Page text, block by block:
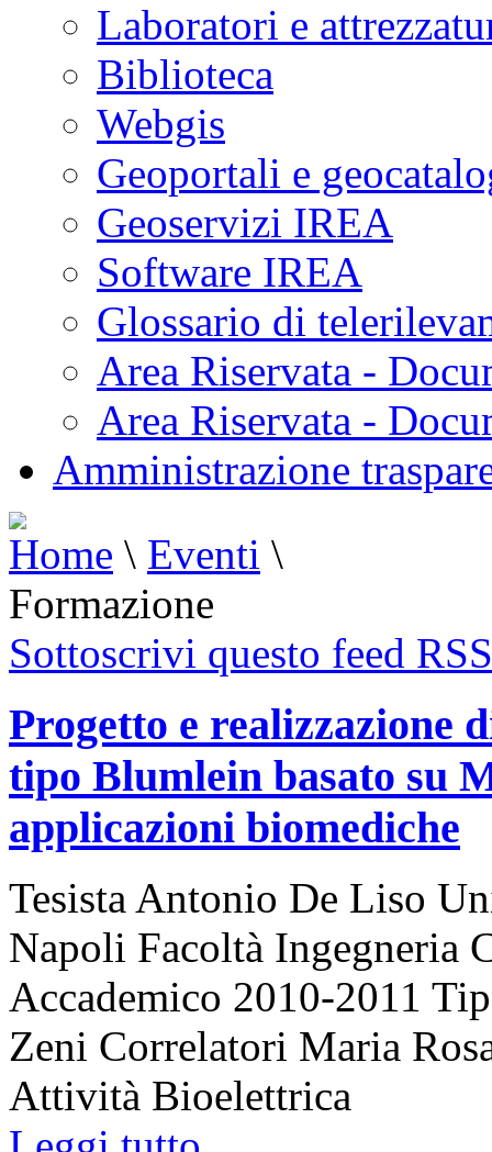
Laboratori e
Biblioteca
Webgis
Geoportali e
Geoservizi IREA
Software IREA
Glossario di
Area Riservata -
Area Riservata -
Amministrazione
Home \ Eventi \
Formazione
Sottoscrivi questo feed RSS
Progetto e realizzazione
tipo Blumlein basato su
applicazioni biomediche
Tesista Antonio De Liso
Napoli Facoltà Ingegneria
Accademico 2010-2011
Zeni Correlatori Maria
Attività Bioelettrica